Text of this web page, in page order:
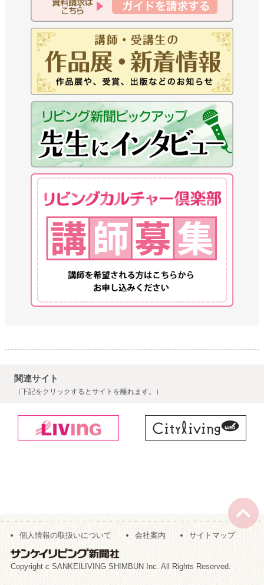
関連サイト
（下記をクリックするとサイトを離れます。）
個人情報の取扱いについて 会社案内 サイトマップ
Copyright c SANKEILIVING SHIMBUN Inc. All Rights Reserved.